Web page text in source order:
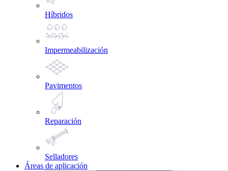
Híbridos
Impermeabilización
Pavimentos
Reparación
Selladores
Áreas de aplicación